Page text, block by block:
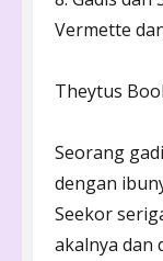
Vermette
Theytus
Seorang
dengan
Seekor
akalnya dan